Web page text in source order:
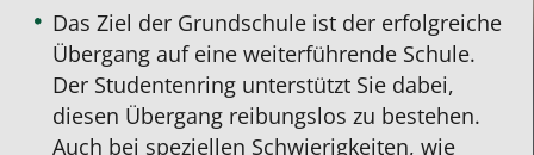
Das Ziel der Grundschule ist der erfolgreiche
Übergang auf eine weiterführende Schule.
Der Studentenring unterstützt Sie dabei,
diesen Übergang reibungslos zu bestehen.
Auch bei speziellen Schwierigkeiten, wie